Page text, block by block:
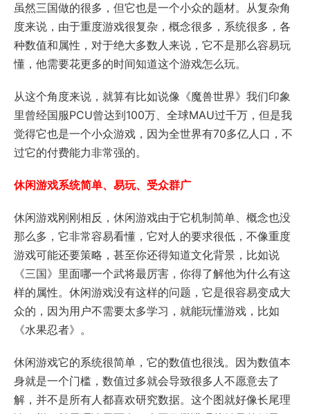
虽然三国做的很多，但它也是一个小众的题材。从复杂角
度来说，由于重度游戏很复杂，概念很多，系统很多，各
种数值和属性，对于绝大多数人来说，它不是那么容易玩
懂，他需要花更多的时间知道这个游戏怎么玩。
从这个角度来说，就算有比如说像《魔兽世界》我们印象
里曾经国服PCU曾达到100万、全球MAU过千万，但是我
觉得它也是一个小众游戏，因为全世界有70多亿人口，不
过它的付费能力非常强的。
休闲游戏系统简单、易玩、受众群广
休闲游戏刚刚相反，休闲游戏由于它机制简单、概念也没
那么多，它非常容易看懂，它对人的要求很低，不像重度
游戏可能还要策略，甚至你还得知道文化背景，比如说
《三国》里面哪一个武将最厉害，你得了解他为什么有这
样的属性。休闲游戏没有这样的问题，它是很容易变成大
众的，因为用户不需要太多学习，就能玩懂游戏，比如
《水果忍者》。
休闲游戏它的系统很简单，它的数值也很浅。因为数值本
身就是一个门槛，数值过多就会导致很多人不愿意去了
解，并不是所有人都喜欢研究数据。这个图就好像长尾理